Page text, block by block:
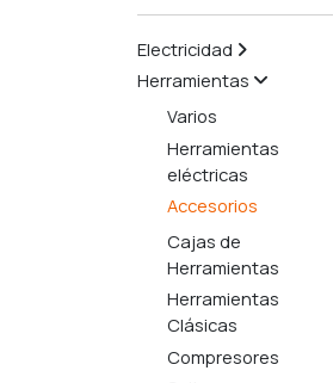
Electricidad
Herramientas
Varios
Herramientas
eléctricas
Accesorios
Cajas de
Herramientas
Herramientas
Clásicas
Compresores